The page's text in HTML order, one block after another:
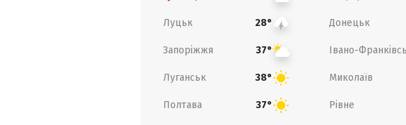
Луцьк 28° Донецьк
Запоріжжя 37° Івано-
Луганськ 38° Миколаїв
Полтава 37° Рівне